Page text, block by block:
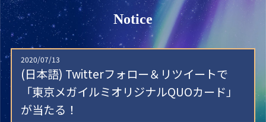
Notice
2020/07/13
(日本語) Twitterフォロー＆リツイートで
「東京メガイルミオリジナルQUOカード」
が当たる！